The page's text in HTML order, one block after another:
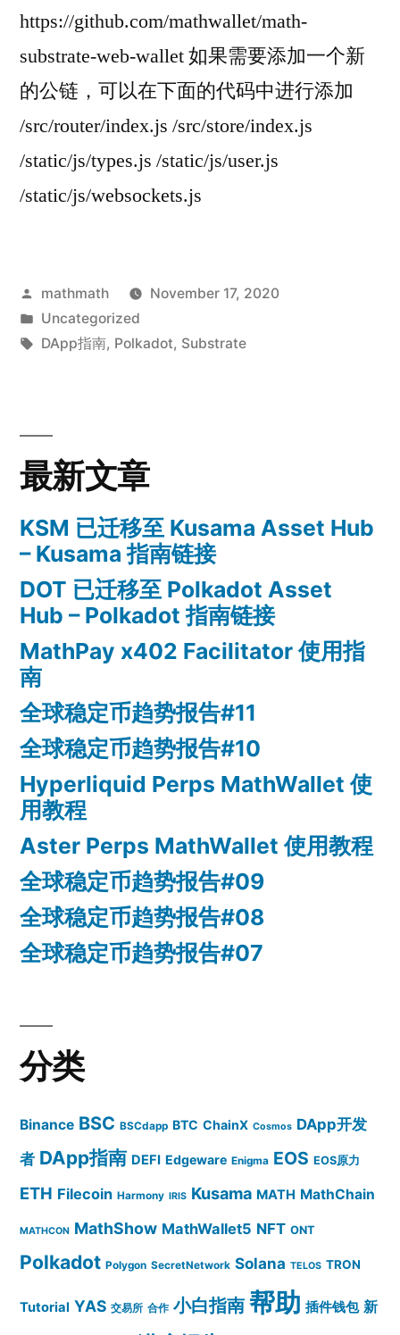
https://github.com/mathwallet/math-
substrate-web-wallet 如果需要添加一个新
的公链，可以在下面的代码中进行添加
/src/router/index.js /src/store/index.js
/static/js/types.js /static/js/user.js
/static/js/websockets.js
Posted
by
mathmath
November 17, 2020
Posted
in
Uncategorized
Tags:
DApp指南, Polkadot, Substrate
最新文章
KSM 已迁移至 Kusama Asset Hub
– Kusama 指南链接
DOT 已迁移至 Polkadot Asset
Hub – Polkadot 指南链接
MathPay x402 Facilitator 使用指
南
全球稳定币趋势报告#11
全球稳定币趋势报告#10
Hyperliquid Perps MathWallet 使
用教程
Aster Perps MathWallet 使用教程
全球稳定币趋势报告#09
全球稳定币趋势报告#08
全球稳定币趋势报告#07
分类
Binance BSC BSCdapp BTC ChainX Cosmos DApp开发
者 DApp指南 DEFI Edgeware Enigma EOS EOS原力
ETH Filecoin Harmony IRIS Kusama MATH MathChain
MATHCON MathShow MathWallet5 NFT ONT
Polkadot Polygon SecretNetwork Solana TELOS TRON
Tutorial YAS 交易所 合作 小白指南 帮助 插件钱包 新